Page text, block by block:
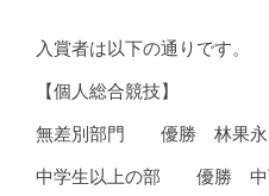
入賞者は以下の通りです。
【個人総合競技】
無差別部門 優勝 林果
中学生以上の部 優勝